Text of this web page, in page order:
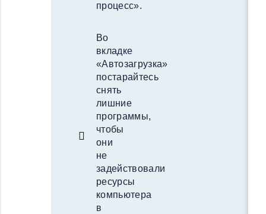
процесс».
Во
вкладке
«Автозагрузка»
постарайтесь
снять
лишние
программы,
чтобы
они
не
задействовали
ресурсы
компьютера
в